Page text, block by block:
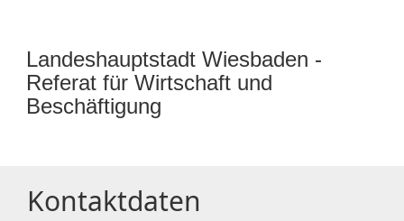
Landeshauptstadt Wiesbaden -
Referat für Wirtschaft und
Beschäftigung
Kontaktdaten